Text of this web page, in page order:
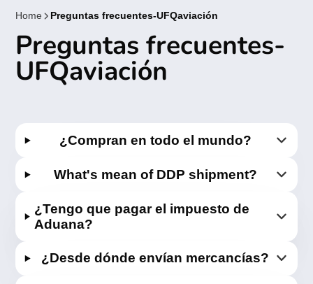
Home Preguntas frecuentes-UFQaviación
Preguntas frecuentes-
UFQaviación
¿Compran en todo el mundo?
What's mean of DDP shipment?
¿Tengo que pagar el impuesto de
Aduana?
¿Desde dónde envían mercancías?